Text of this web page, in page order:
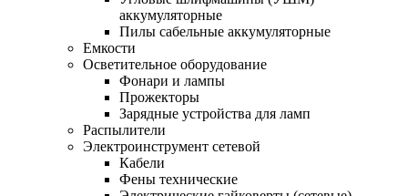
аккумуляторные
Пилы сабельные аккумуляторные
Емкости
Осветительное оборудование
Фонари и лампы
Прожекторы
Зарядные устройства для ламп
Распылители
Электроинструмент сетевой
Кабели
Фены технические